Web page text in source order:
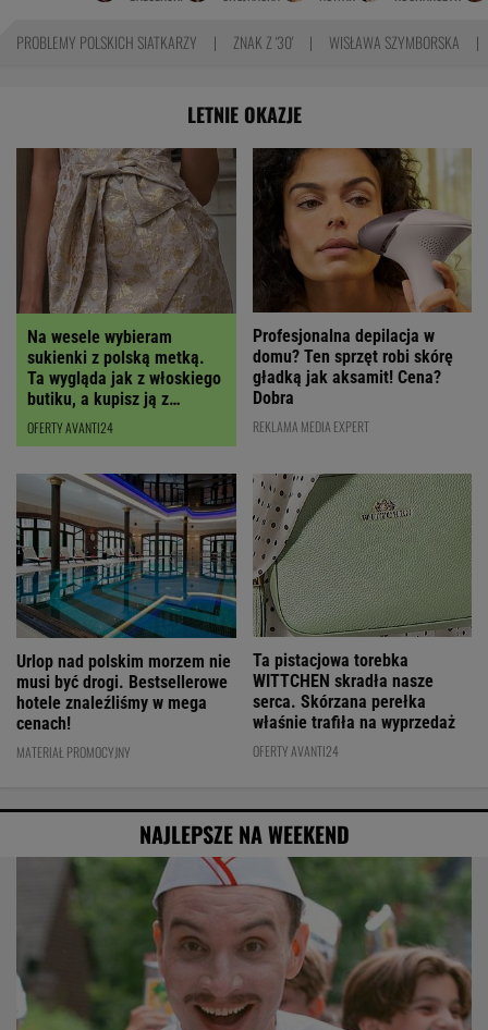
PROBLEMY POLSKICH SIATKARZY ZNAK Z '30' WISŁAWA SZYMBORSKA
LETNIE OKAZJE
Na wesele wybieram
sukienki z polską metką.
Ta wygląda jak z włoskiego
butiku, a kupisz ją z
RABATEM
OFERTY AVANTI24
Profesjonalna depilacja w
domu? Ten sprzęt robi skórę
gładką jak aksamit! Cena?
Dobra
REKLAMA MEDIA EXPERT
Urlop nad polskim morzem nie
musi być drogi. Bestsellerowe
hotele znaleźliśmy w mega
cenach!
MATERIAŁ PROMOCYJNY
Ta pistacjowa torebka
WITTCHEN skradła nasze
serca. Skórzana perełka
właśnie trafiła na wyprzedaż
OFERTY AVANTI24
NAJLEPSZE NA WEEKEND